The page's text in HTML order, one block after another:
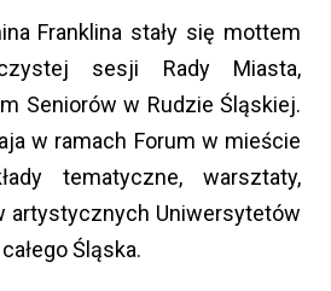
Franklina stały się mottem
sesji Rady Miasta,
Seniorów w Rudzie Śląskiej.
w ramach Forum w mieście
tematyczne, warsztaty,
artystycznych Uniwersytetów
Śląska.